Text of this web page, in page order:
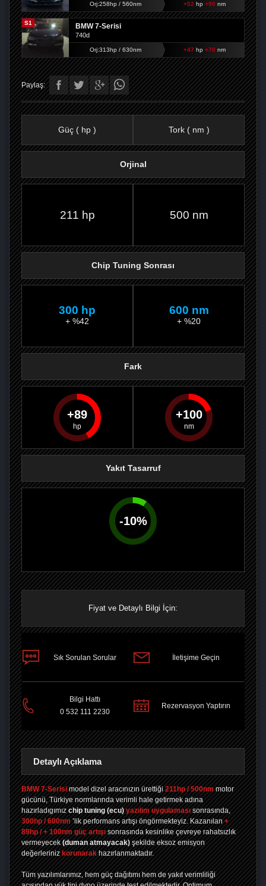
Orj:258hp / 560nm +52 hp +90 nm
S1 BMW 7-Serisi
740d
Orj:313hp / 630nm +47 hp +70 nm
Paylaş:
PAYLAŞPAYLAŞPLUS'TA
Güç ( hp ) Tork ( nm )
Orjinal
211 hp 500 nm
Chip Tuning Sonrası
300 hp
+ %42
600 nm
+ %20
Fark
89 100
Yakıt Tasarruf
-10%
Fiyat ve Detaylı Bilgi İçin:
Sık Sorulan Sorular İletişime Geçin
Bilgi Hattı
0 532 111 2230
Rezervasyon Yaptırın
Detaylı Açıklama
BMW 7-Serisi model dizel aracınızın ürettiği 211hp / 500nm motor
gücünü, Türkiye normlarında verimli hale getirmek adına
hazırladıgımız chip tuning (ecu) yazılım uygulaması sonrasında,
300hp / 600nm ’lik performans artışı öngörmekteyiz. Kazanılan +
89hp / + 100nm güç artışı sonrasında kesinlike çevreye rahatsızlık
vermeyecek (duman atmayacak) şekilde eksoz emisyon
değerleriniz korunarak hazırlanmaktadır.
Tüm yazılımlarımız, hem güç dağıtımı hem de yakıt verimliliği